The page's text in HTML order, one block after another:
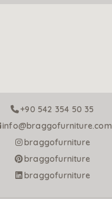
+90 542 354 50 35
info@braggofurniture.com
braggofurniture
braggofurniture
braggofurniture